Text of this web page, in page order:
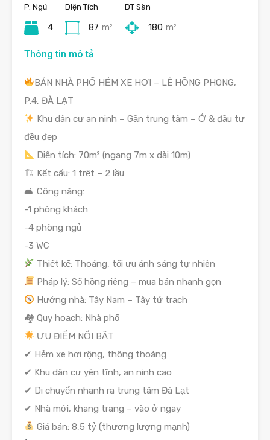
P. Ngủ
4
Diện Tích
87 m²
DT Sàn
180 m²
Thông tin mô tả
BÁN NHÀ PHỐ HẺM XE HƠI – LÊ HỒNG PHONG,
P.4, ĐÀ LẠT
Khu dân cư an ninh – Gần trung tâm – Ở & đầu tư
đều đẹp
Diện tích: 70m² (ngang 7m x dài 10m)
🏗 Kết cấu: 1 trệt – 2 lầu
🛋 Công năng:
-1 phòng khách
-4 phòng ngủ
-3 WC
Thiết kế: Thoáng, tối ưu ánh sáng tự nhiên
Pháp lý: Sổ hồng riêng – mua bán nhanh gọn
Hướng nhà: Tây Nam – Tây tứ trạch
🏘 Quy hoạch: Nhà phố
ƯU ĐIỂM NỔI BẬT
✔ Hẻm xe hơi rộng, thông thoáng
✔ Khu dân cư yên tĩnh, an ninh cao
✔ Di chuyển nhanh ra trung tâm Đà Lạt
✔ Nhà mới, khang trang – vào ở ngay
Giá bán: 8,5 tỷ (thương lượng mạnh)